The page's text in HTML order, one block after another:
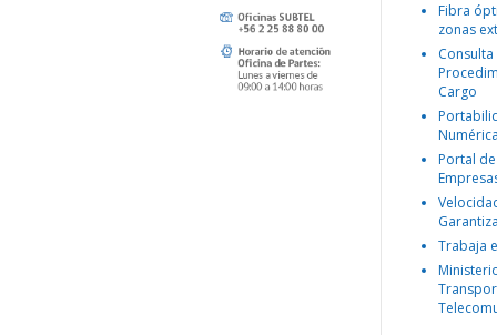
Fibra
zonas
Consulta
Cargo
Portal
Trabaja